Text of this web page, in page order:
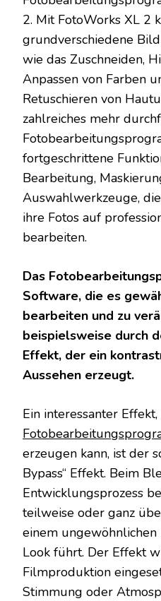
2. Mit FotoWorks XL 2
grundverschiedene
wie das Zuschneiden,
Anpassen von Farben
Retuschieren von
zahlreiches mehr
fortgeschrittene
Bearbeitung,
Auswahlwerkzeuge,
ihre Fotos auf
bearbeiten.
Das
Software, die es
bearbeiten und zu
beispielsweise durch
Effekt, der ein
Aussehen erzeugt.
Ein interessanter
erzeugen kann, ist der
Bypass“ Effekt. Beim
Entwicklungsprozess
teilweise oder ganz
einem
Look führt. Der Effekt
Filmproduktion
Stimmung oder